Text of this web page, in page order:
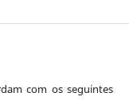
com os seguintes